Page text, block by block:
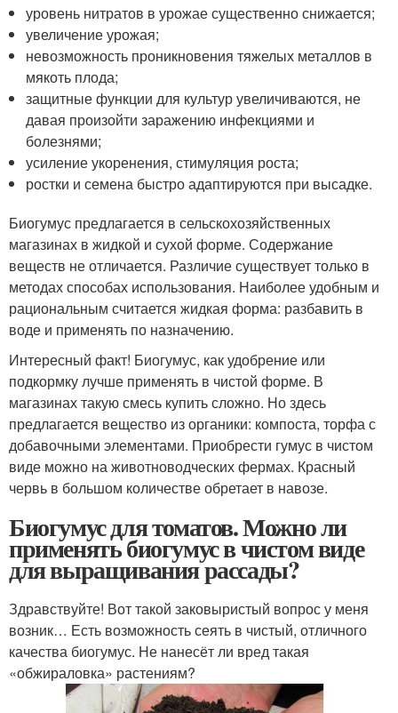
уровень нитратов в урожае существенно снижается;
увеличение урожая;
невозможность проникновения тяжелых металлов в
мякоть плода;
защитные функции для культур увеличиваются, не
давая произойти заражению инфекциями и
болезнями;
усиление укоренения, стимуляция роста;
ростки и семена быстро адаптируются при высадке.
Биогумус предлагается в сельскохозяйственных
магазинах в жидкой и сухой форме. Содержание
веществ не отличается. Различие существует только в
методах способах использования. Наиболее удобным и
рациональным считается жидкая форма: разбавить в
воде и применять по назначению.
Интересный факт! Биогумус, как удобрение или
подкормку лучше применять в чистой форме. В
магазинах такую смесь купить сложно. Но здесь
предлагается вещество из органики: компоста, торфа с
добавочными элементами. Приобрести гумус в чистом
виде можно на животноводческих фермах. Красный
червь в большом количестве обретает в навозе.
Биогумус для томатов. Можно ли
применять биогумус в чистом виде
для выращивания рассады?
Здравствуйте! Вот такой заковыристый вопрос у меня
возник… Есть возможность сеять в чистый, отличного
качества биогумус. Не нанесёт ли вред такая
«обжираловка» растениям?